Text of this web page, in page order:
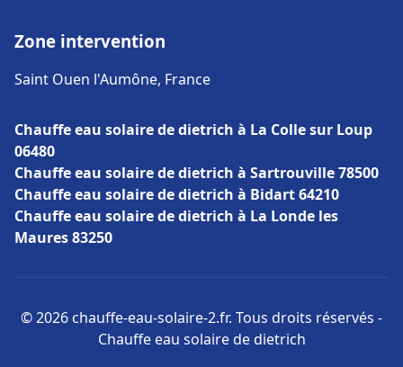
Zone intervention
Saint Ouen l'Aumône, France
Chauffe eau solaire de dietrich à La Colle sur Loup
06480
Chauffe eau solaire de dietrich à Sartrouville 78500
Chauffe eau solaire de dietrich à Bidart 64210
Chauffe eau solaire de dietrich à La Londe les
Maures 83250
© 2026 chauffe-eau-solaire-2.fr. Tous droits réservés -
Chauffe eau solaire de dietrich